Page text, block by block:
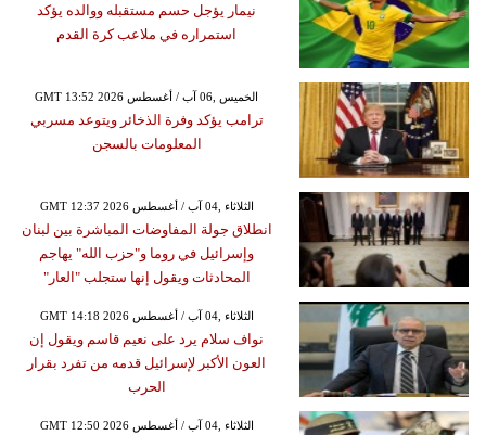
نيمار يؤجل حسم مستقبله ووالده يؤكد
استمراره في ملاعب كرة القدم
GMT 13:52 2026 الخميس ,06 آب / أغسطس
ترامب يؤكد وفرة الذخائر ويتوعد مسربي
المعلومات بالسجن
GMT 12:37 2026 الثلاثاء ,04 آب / أغسطس
انطلاق جولة المفاوضات المباشرة بين لبنان
وإسرائيل في روما و"حزب الله" يهاجم
المحادثات ويقول إنها ستجلب "العار"
GMT 14:18 2026 الثلاثاء ,04 آب / أغسطس
نواف سلام يرد على نعيم قاسم ويقول إن
العون الأكبر لإسرائيل قدمه من تفرد بقرار
الحرب
GMT 12:50 2026 الثلاثاء ,04 آب / أغسطس